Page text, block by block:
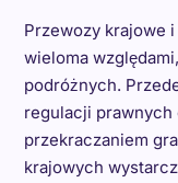
Przewozy krajowe
wieloma
podróżnych.
regulacji
przekraczaniem
krajowych